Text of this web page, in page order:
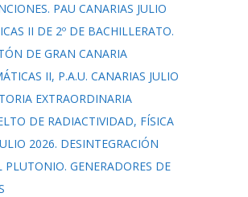
PAU CANARIAS JULIO
II DE 2º DE BACHILLERATO.
DE GRAN CANARIA
II, P.A.U. CANARIAS JULIO
EXTRAORDINARIA
DE RADIACTIVIDAD, FÍSICA
2026. DESINTEGRACIÓN
PLUTONIO. GENERADORES DE